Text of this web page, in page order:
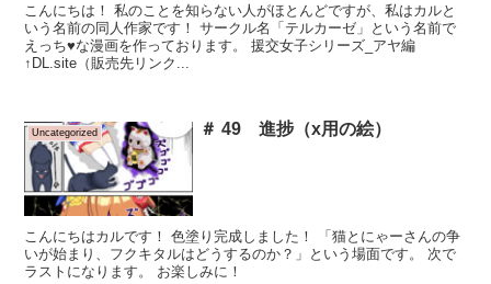
こんにちは！ 私のことを知らない人がほとんどですが、私はカルと
いう名前の同人作家です！ サークル名「テルカーゼ」という名前で
えっち♥な漫画を作っております。 援交女子シリーズ_アヤ編
↑DL.site（販売先リンク...
Uncategorized ＃ 49 進捗（x用の絵）
こんにちはカルです！ 色塗り完成しました！ 「猫とにゃーさんの争
いが始まり、フクキタルはどうするのか？」という場面です。 次で
ラストになります。 お楽しみに！